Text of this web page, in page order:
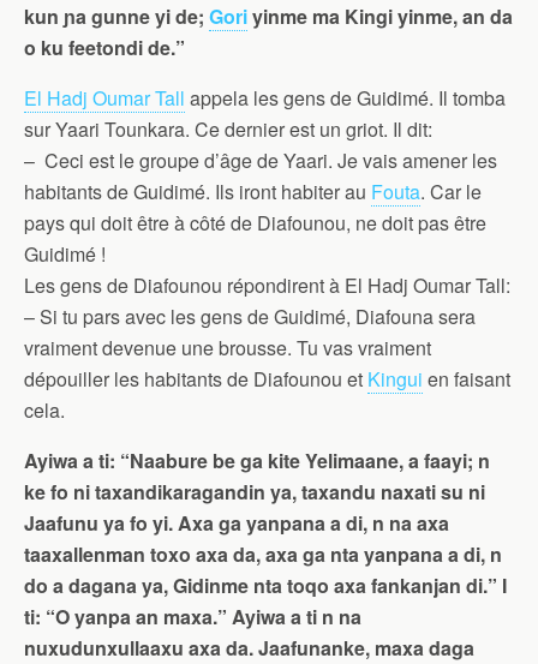
kun ɲa gunne yi de; Goriyinme ma Kingi yinme, an da
o ku feetondi de.”
El Hadj Oumar Tall appela les gens de Guidimé. Il tomba
sur Yaari Tounkara. Ce dernier est un griot. Il dit:
– Ceci est le groupe d’âge de Yaari. Je vais amener les
habitants de Guidimé. Ils iront habiter au Fouta. Car le
pays qui doit être à côté de Diafounou, ne doit pas être
Guidimé !
Les gens de Diafounou répondirent à El Hadj Oumar Tall:
– Si tu pars avec les gens de Guidimé, Diafouna sera
vraiment devenue une brousse. Tu vas vraiment
dépouiller les habitants de Diafounou et Kingui en faisant
cela.
Ayiwa a ti: “Naabure be ga kite Yelimaane, a faayi; n
ke fo ni taxandikaragandin ya, taxandu naxati su ni
Jaafunu ya fo yi. Axa ga yanpana a di, n na axa
taaxallenman toxo axa da, axa ga nta yanpana a di, n
do a dagana ya, Gidinme nta toqo axa fankanjan di.” I
ti: “O yanpa an maxa.” Ayiwa a ti n na
nuxudunxullaaxu axa da. Jaafunanke, maxa daga